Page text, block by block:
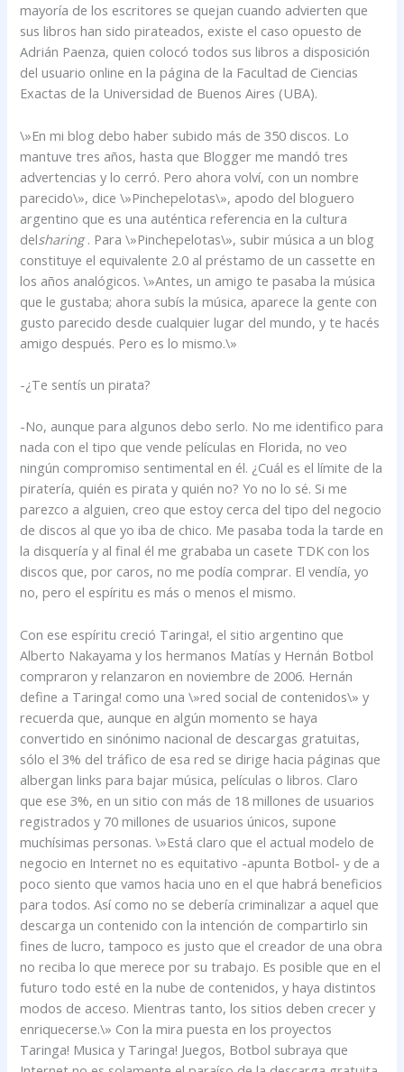
mayoría de los escritores se quejan cuando advierten que
sus libros han sido pirateados, existe el caso opuesto de
Adrián Paenza, quien colocó todos sus libros a disposición
del usuario online en la página de la Facultad de Ciencias
Exactas de la Universidad de Buenos Aires (UBA).
\»En mi blog debo haber subido más de 350 discos. Lo
mantuve tres años, hasta que Blogger me mandó tres
advertencias y lo cerró. Pero ahora volví, con un nombre
parecido\», dice \»Pinchepelotas\», apodo del bloguero
argentino que es una auténtica referencia en la cultura
delsharing. Para \»Pinchepelotas\», subir música a un blog
constituye el equivalente 2.0 al préstamo de un cassette en
los años analógicos. \»Antes, un amigo te pasaba la música
que le gustaba; ahora subís la música, aparece la gente con
gusto parecido desde cualquier lugar del mundo, y te hacés
amigo después. Pero es lo mismo.\»
-¿Te sentís un pirata?
-No, aunque para algunos debo serlo. No me identifico para
nada con el tipo que vende películas en Florida, no veo
ningún compromiso sentimental en él. ¿Cuál es el límite de la
piratería, quién es pirata y quién no? Yo no lo sé. Si me
parezco a alguien, creo que estoy cerca del tipo del negocio
de discos al que yo iba de chico. Me pasaba toda la tarde en
la disquería y al final él me grababa un casete TDK con los
discos que, por caros, no me podía comprar. El vendía, yo
no, pero el espíritu es más o menos el mismo.
Con ese espíritu creció Taringa!, el sitio argentino que
Alberto Nakayama y los hermanos Matías y Hernán Botbol
compraron y relanzaron en noviembre de 2006. Hernán
define a Taringa! como una \»red social de contenidos\» y
recuerda que, aunque en algún momento se haya
convertido en sinónimo nacional de descargas gratuitas,
sólo el 3% del tráfico de esa red se dirige hacia páginas que
albergan links para bajar música, películas o libros. Claro
que ese 3%, en un sitio con más de 18 millones de usuarios
registrados y 70 millones de usuarios únicos, supone
muchísimas personas. \»Está claro que el actual modelo de
negocio en Internet no es equitativo -apunta Botbol- y de a
poco siento que vamos hacia uno en el que habrá beneficios
para todos. Así como no se debería criminalizar a aquel que
descarga un contenido con la intención de compartirlo sin
fines de lucro, tampoco es justo que el creador de una obra
no reciba lo que merece por su trabajo. Es posible que en el
futuro todo esté en la nube de contenidos, y haya distintos
modos de acceso. Mientras tanto, los sitios deben crecer y
enriquecerse.\» Con la mira puesta en los proyectos
Taringa! Musica y Taringa! Juegos, Botbol subraya que